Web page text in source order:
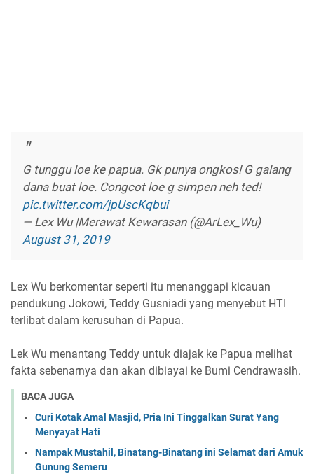
G tunggu loe ke papua. Gk punya ongkos! G galang
dana buat loe. Congcot loe g simpen neh ted!
pic.twitter.com/jpUscKqbui
— Lex Wu |Merawat Kewarasan (@ArLex_Wu)
August 31, 2019
Lex Wu berkomentar seperti itu menanggapi kicauan
pendukung Jokowi, Teddy Gusniadi yang menyebut HTI
terlibat dalam kerusuhan di Papua.
Lek Wu menantang Teddy untuk diajak ke Papua melihat
fakta sebenarnya dan akan dibiayai ke Bumi Cendrawasih.
BACA JUGA
Curi Kotak Amal Masjid, Pria Ini Tinggalkan Surat Yang
Menyayat Hati
Nampak Mustahil, Binatang-Binatang ini Selamat dari Amuk
Gunung Semeru